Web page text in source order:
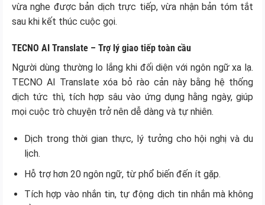
vừa nghe được bản dịch trực tiếp, vừa nhận bản tóm tắt
sau khi kết thúc cuộc gọi.
TECNO AI Translate – Trợ lý giao tiếp toàn cầu
Người dùng thường lo lắng khi đối diện với ngôn ngữ xa lạ.
TECNO AI Translate xóa bỏ rào cản này bằng hệ thống
dịch tức thì, tích hợp sâu vào ứng dụng hằng ngày, giúp
mọi cuộc trò chuyện trở nên dễ dàng và tự nhiên.
Dịch trong thời gian thực, lý tưởng cho hội nghị và du
lịch.
Hỗ trợ hơn 20 ngôn ngữ, từ phổ biến đến ít gặp.
Tích hợp vào nhắn tin, tự động dịch tin nhắn mà không